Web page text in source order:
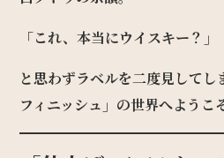
「これ、本当にウイスキー？」
と思わずラベルを二度見して
フィニッシュ」の世界へようこそ